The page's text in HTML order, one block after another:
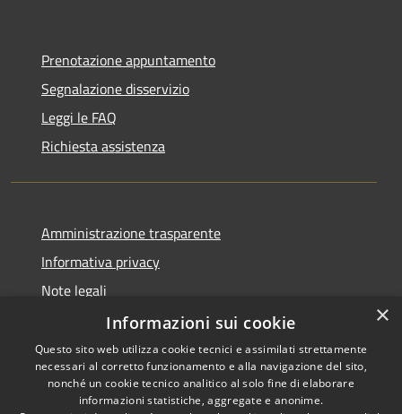
Prenotazione appuntamento
Segnalazione disservizio
Leggi le FAQ
Richiesta assistenza
Amministrazione trasparente
Informativa privacy
Note legali
Dichiarazione di accessibilità
RSS Copyright © 2026 • Comune di
×
Informazioni sui cookie
Questo sito web utilizza cookie tecnici e assimilati strettamente
necessari al corretto funzionamento e alla navigazione del sito,
nonché un cookie tecnico analitico al solo fine di elaborare
informazioni statistiche, aggregate e anonime.